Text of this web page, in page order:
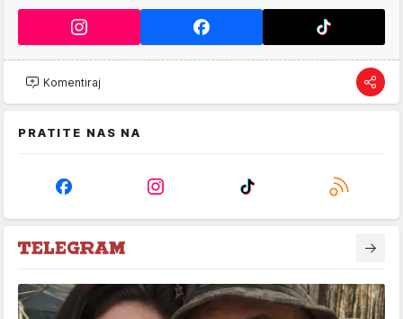
Komentiraj
PRATITE NAS NA